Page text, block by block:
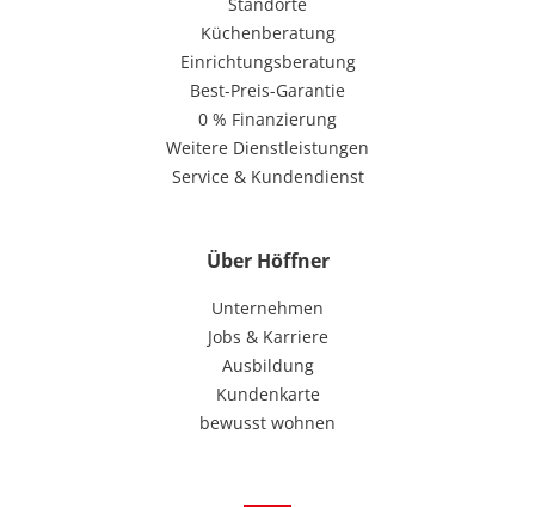
Küchenberatung
Einrichtungsberatung
Best-Preis-Garantie
0 % Finanzierung
Weitere Dienstleistungen
Service & Kundendienst
Über Höffner
Unternehmen
Jobs & Karriere
Ausbildung
Kundenkarte
bewusst wohnen